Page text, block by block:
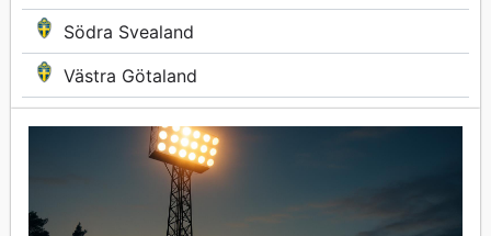
Södra Svealand
Västra Götaland